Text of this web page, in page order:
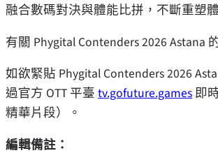
融合數碼對決與體能比拼，不斷重塑
有關 Phygital Contenders 2026
如欲緊貼 Phygital Contenders 2026
過官方 OTT 平臺 tv.gofuture.games 即
精華片段）。
編輯備註：